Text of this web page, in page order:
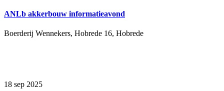
ANLb akkerbouw informatieavond
Boerderij Wennekers, Hobrede 16, Hobrede
18 sep 2025